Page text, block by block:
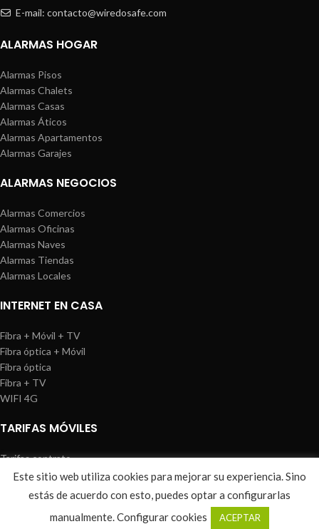
E-mail: contacto@wiredosafe.com
ALARMAS HOGAR
Alarmas Pisos
Alarmas Chalets
Alarmas Casas
Alarmas Áticos
Alarmas Apartamentos
Alarmas Garajes
ALARMAS NEGOCIOS
Alarmas Comercios
Alarmas Oficinas
Alarmas Naves
Alarmas Tiendas
Alarmas Locales
INTERNET EN CASA
Fibra + Móvil + TV
Fibra óptica + Móvil
Fibra óptica
Fibra + TV
WIFI 4G
TARIFAS MÓVILES
Tarifas contrato
Tarifas prepago
WIREDOSAFE Aviso Legal Política de Cookies |Sitemap
Este sitio web utiliza cookies para mejorar su experiencia. Sino
estás de acuerdo con esto, puedes optar a configurarlas
manualmente.Configurar cookies ACEPTAR